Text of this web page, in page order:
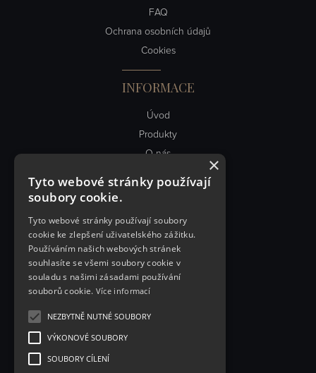
FAQ
Ochrana osobních údajů
Cookies
INFORMACE
Úvod
Produkty
O nás
Kontakt
RYCHLÝ KONTAKT
PEVEX spol. s.r.o.
Řemenovská 1999
393 01 Pelhřimov
×
Tyto webové stránky používají
soubory cookie.
Tyto webové stránky používají soubory
cookie ke zlepšení uživatelského zážitku.
Používáním našich webových stránek
souhlasíte se všemi soubory cookie v
souladu s našimi zásadami používání
souborů cookie. Více informací
NEZBYTNĚ NUTNÉ SOUBORY
VÝKONOVÉ SOUBORY
SOUBORY CÍLENÍ